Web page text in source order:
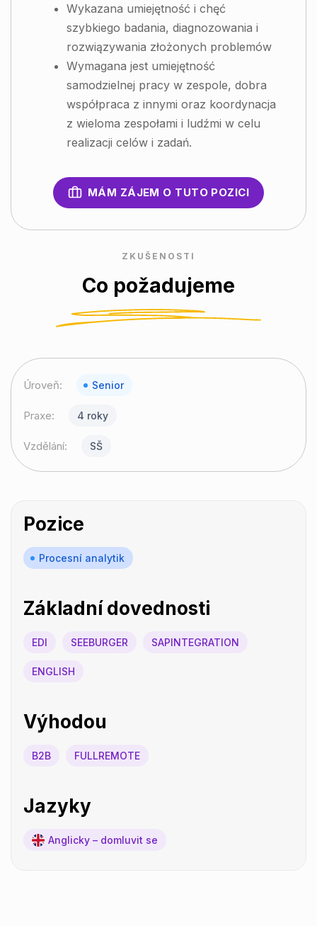
Wykazana umiejętność i chęć
szybkiego badania, diagnozowania i
rozwiązywania złożonych problemów
Wymagana jest umiejętność
samodzielnej pracy w zespole, dobra
współpraca z innymi oraz koordynacja
z wieloma zespołami i ludźmi w celu
realizacji celów i zadań.
MÁM ZÁJEM O TUTO POZICI
ZKUŠENOSTI
Co požadujeme
Úroveň: Senior
Praxe: 4 roky
Vzdělání: SŠ
Pozice
Procesní analytik
Základní dovednosti
EDI SEEBURGER SAPINTEGRATION
ENGLISH
Výhodou
B2B FULLREMOTE
Jazyky
Anglicky – domluvit se